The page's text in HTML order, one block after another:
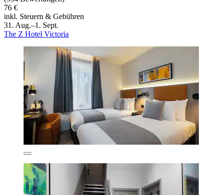
76 €
inkl. Steuern & Gebühren
31. Aug.–1. Sept.
The Z Hotel Victoria